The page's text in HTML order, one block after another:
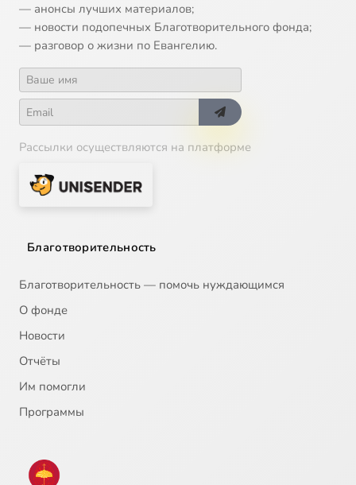
— анонсы лучших материалов;
— новости подопечных Благотворительного фонда;
— разговор о жизни по Евангелию.
Рассылки осуществляются на платформе
Благотворительность
Благотворительность — помочь нуждающимся
О фонде
Новости
Отчёты
Им помогли
Программы